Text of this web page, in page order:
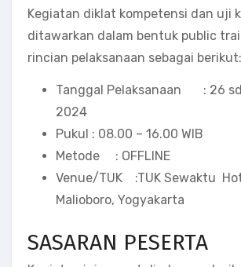
Kegiatan diklat kompetensi dan uji
ditawarkan dalam bentuk public
rincian pelaksanaan sebagai berikut:
Tanggal Pelaksanaan : 26
2024
Pukul : 08.00 – 16.00 WIB
Metode : OFFLINE
Venue/TUK :TUK Sewaktu
Malioboro, Yogyakarta
SASARAN PESERTA